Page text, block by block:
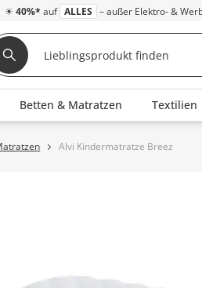
☀ 40%* auf ALLES – außer Elektro- &
Betten & Matratzen Textilien
Alvi Kindermatratze Breez